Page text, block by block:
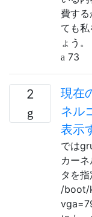
費す
ても
ょう。
73
2
現在
ネル
表示
では
カー
タを
/boot/